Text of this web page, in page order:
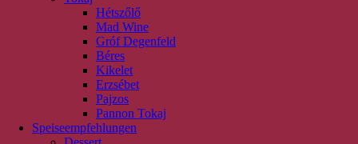
Hétszőlő
Mad Wine
Gróf Degenfeld
Béres
Kikelet
Erzsébet
Pajzos
Pannon Tokaj
Speiseempfehlungen